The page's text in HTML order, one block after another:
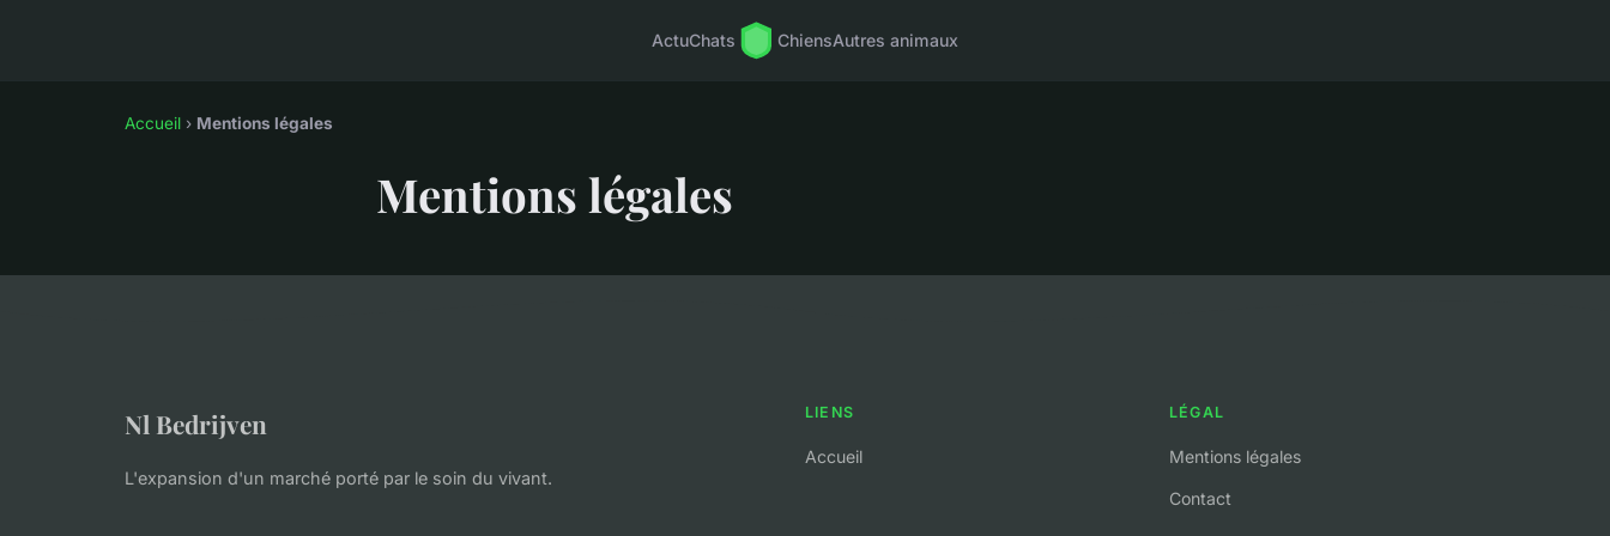
ActuChats ChiensAutres animaux
Accueil › Mentions légales
Mentions légales
Nl Bedrijven
L'expansion d'un marché porté par le soin du vivant.
LIENS
Accueil
LÉGAL
Mentions légales
Contact